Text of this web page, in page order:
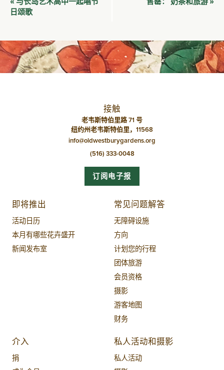
动
航
日颂歌
接触
老韦斯特伯里路 71 号
纽约州老韦斯特伯里，11568
info@oldwestburygardens.org
(516) 333-0048
订阅电子报
即将推出
活动日历
本月有哪些花卉盛开
新闻发布室
常见问题解答
无障碍设施
方向
计划您的行程
团体旅游
会员资格
摄影
游客地图
财务
介入
捐
私人活动和摄影
私人活动